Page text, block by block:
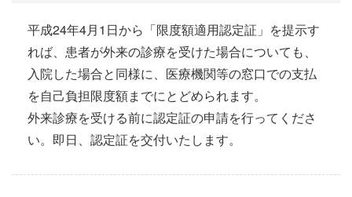
平成24年4月1日から「限度額適用認定証」を提示す
れば、患者が外来の診療を受けた場合についても、
入院した場合と同様に、医療機関等の窓口での支払
を自己負担限度額までにとどめられます。
外来診療を受ける前に認定証の申請を行ってくださ
い。即日、認定証を交付いたします。